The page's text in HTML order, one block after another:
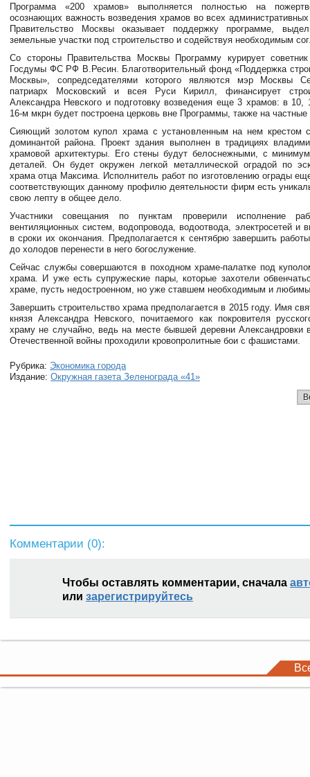
Программа «200 храмов» выполняется полностью на
осознающих важность возведения храмов во всех
Правительство Москвы оказывает поддержку программе,
земельные участки под строительство и содействуя необходимым
Со стороны Правительства Москвы Программу курирует
Госдумы ФС РФ В.Ресин. Благотворительный фонд «Поддержка
Москвы», сопредседателями которого являются мэр Москвы
патриарх Московский и всея Руси Кирилл, финансирует
Александра Невского и подготовку возведения еще 3 храмов: в
16-м мкрн будет построена церковь вне Программы, также на частные
Сияющий золотом купол храма с установленным на нем крестом
доминантой района. Проект здания выполнен в традициях
храмовой архитектуры. Его стены будут белоснежными, с
деталей. Он будет окружен легкой металлической оградой по
храма отца Максима. Исполнитель работ по изготовлению ограды
соответствующих данному профилю деятельности фирм есть
свою лепту в общее дело.
Участники совещания по пунктам проверили исполнение
вентиляционных систем, водопровода, водоотвода, электросетей и
в сроки их окончания. Предполагается к сентябрю завершить
до холодов перенести в него богослужение.
Сейчас службы совершаются в походном храме-палатке под
храма. И уже есть супружеские пары, которые захотели
храме, пусть недостроенном, но уже ставшем необходимым и
Завершить строительство храма предполагается в 2015 году. Имя
князя Александра Невского, почитаемого как покровителя
храму не случайно, ведь на месте бывшей деревни Александровки
Отечественной войны проходили кровопролитные бои с фашистами.
Рубрика: Экономика города
Издание: Окружная газета Зеленограда «41»
Комментарии (0):
Чтобы оставлять комментарии, сначала
или зарегистрируйтесь